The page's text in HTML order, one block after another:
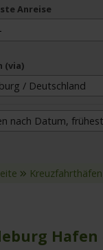
Anreise
(via)
/ Deutschland
nach Datum,
Kreuzfahrthäfen